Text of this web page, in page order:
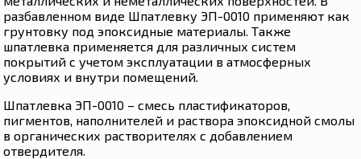
разбавленном виде Шпатлевку ЭП-0010 применяют как
грунтовку под эпоксидные материалы. Также
шпатлевка применяется для различных систем
покрытий с учетом эксплуатации в атмосферных
условиях и внутри помещений.
Шпатлевка ЭП-0010 – смесь пластификаторов,
пигментов, наполнителей и раствора эпоксидной смолы
в органических растворителях с добавлением
отвердителя.